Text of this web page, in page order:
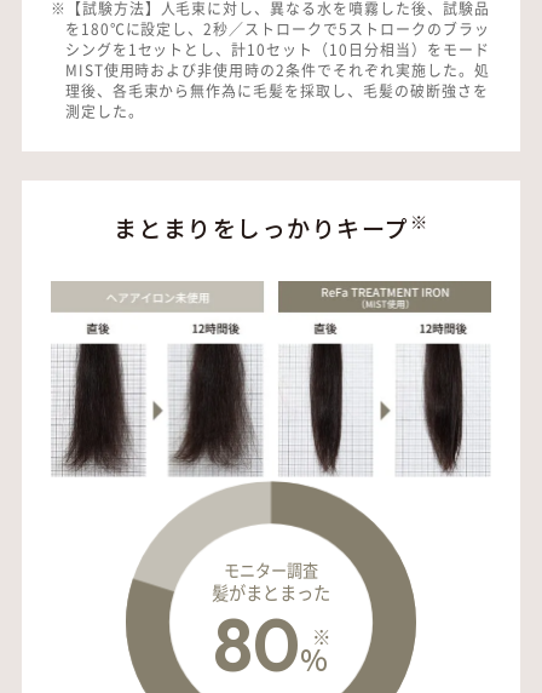
※【試験方法】人毛束に対し、異なる水を噴霧した後、試験品
を180℃に設定し、2秒／ストロークで5ストロークのブラッ
シングを1セットとし、計10セット（10日分相当）をモード
MIST使用時および非使用時の2条件でそれぞれ実施した。処
理後、各毛束から無作為に毛髪を採取し、毛髪の破断強さを
測定した。
まとまりをしっかりキープ ※
モニター調査
髪がまとまった
80%
※